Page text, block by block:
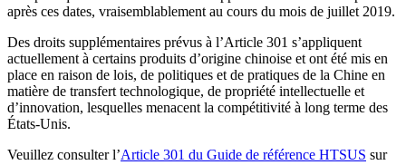
après ces dates, vraisemblablement au cours du mois de juillet 2019.
Des droits supplémentaires prévus à l’Article 301 s’appliquent
actuellement à certains produits d’origine chinoise et ont été mis en
place en raison de lois, de politiques et de pratiques de la Chine en
matière de transfert technologique, de propriété intellectuelle et
d’innovation, lesquelles menacent la compétitivité à long terme des
États-Unis.
Veuillez consulter l’Article 301 du Guide de référence HTSUS sur